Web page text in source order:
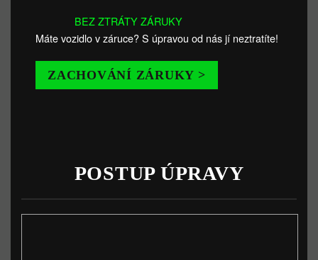
BEZ ZTRÁTY ZÁRUKY
Máte vozidlo v záruce? S úpravou od nás jí neztratíte!
ZACHOVÁNÍ ZÁRUKY >
POSTUP ÚPRAVY